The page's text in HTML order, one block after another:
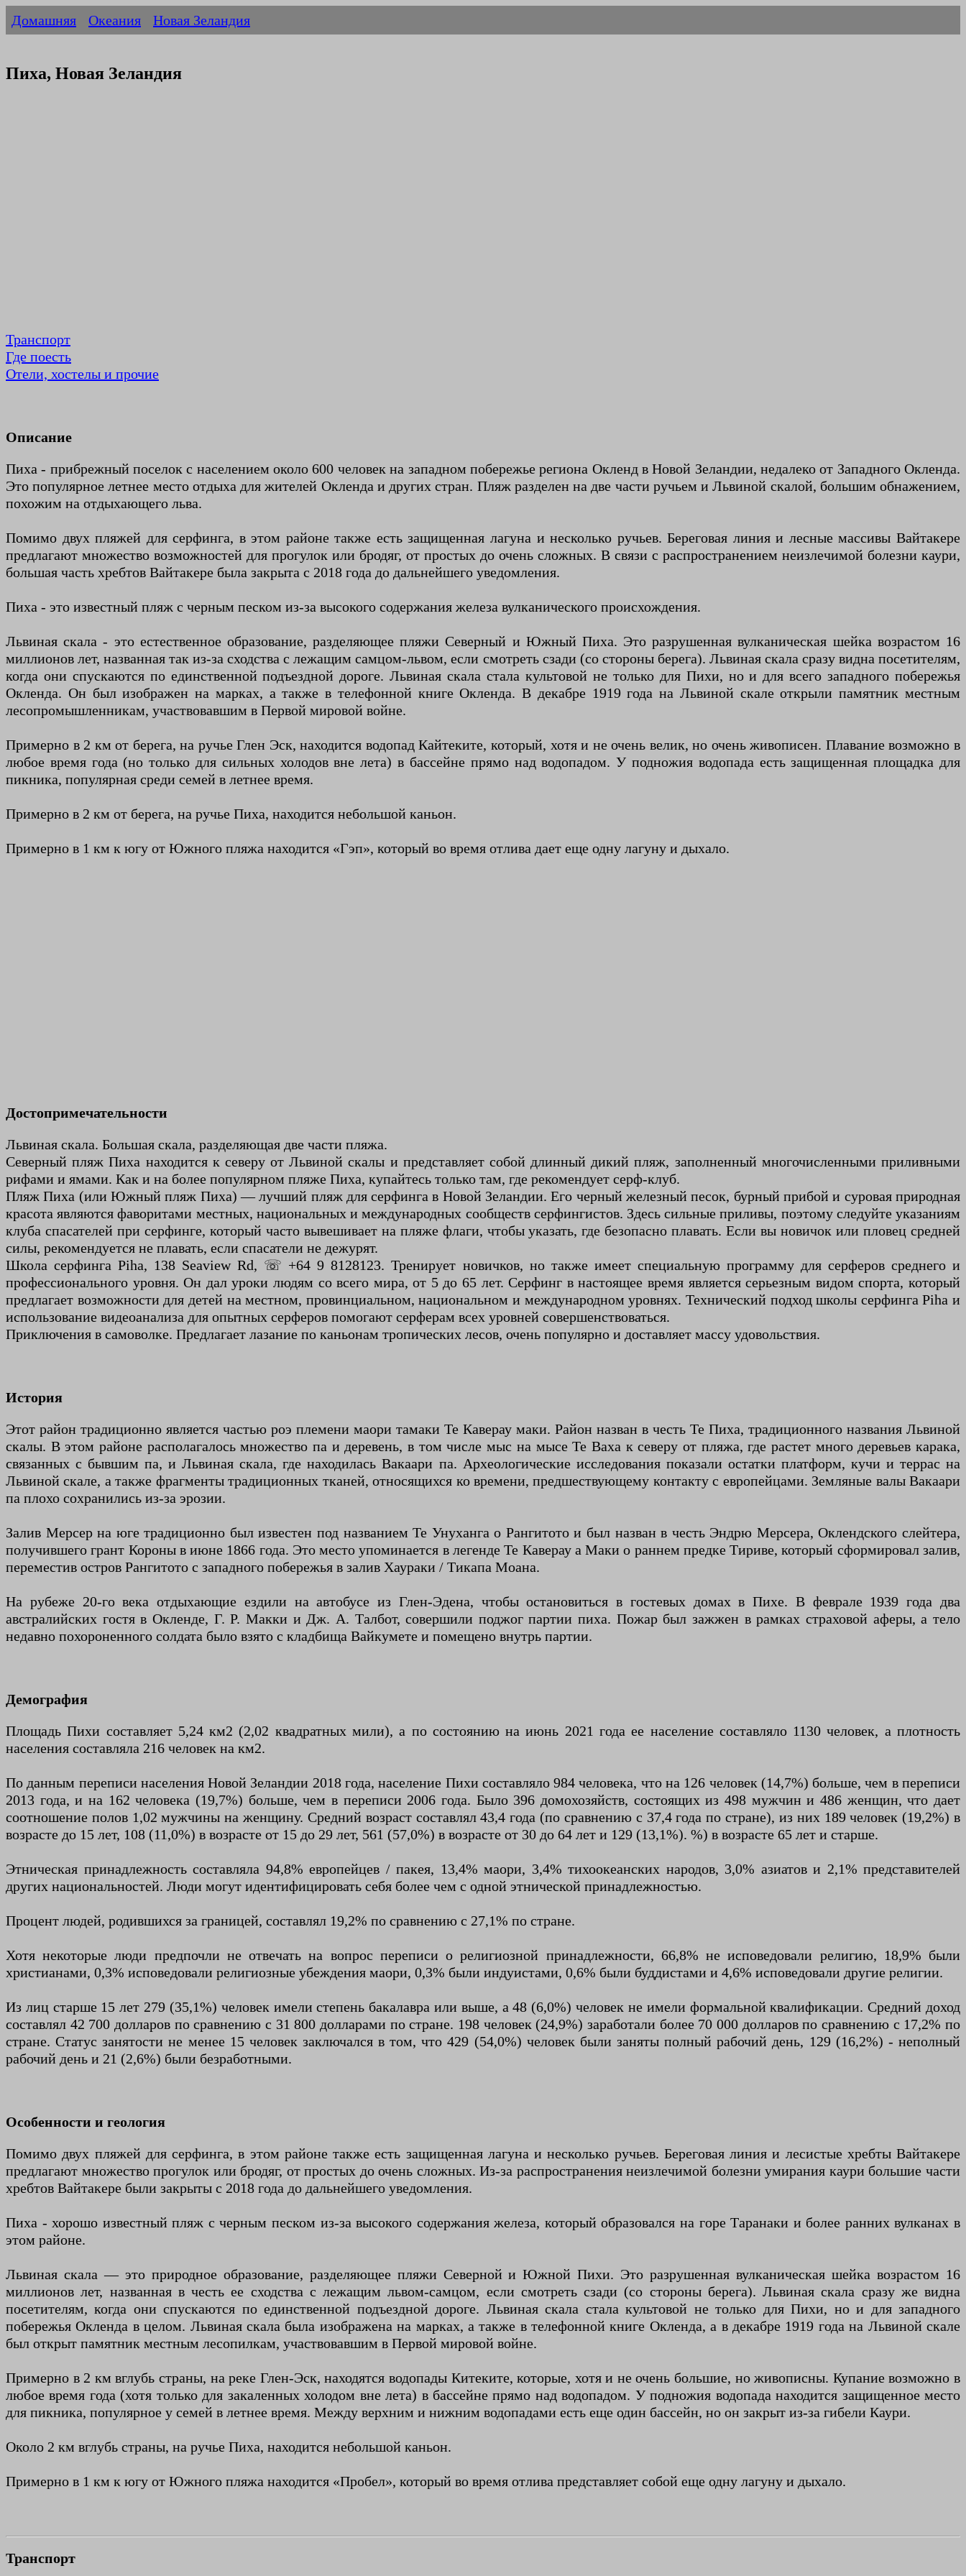
Домашняя Океания Новая Зеландия
Пиха, Новая Зеландия
Транспорт
Где поесть
Отели, хостелы и прочие
Описание
Пиха - прибрежный поселок с населением около 600 человек на западном побережье региона Окленд в Новой Зеландии, недалеко от Западного Окленда.
Это популярное летнее место отдыха для жителей Окленда и других стран. Пляж разделен на две части ручьем и Львиной скалой, большим обнажением,
похожим на отдыхающего льва.
Помимо двух пляжей для серфинга, в этом районе также есть защищенная лагуна и несколько ручьев. Береговая линия и лесные массивы Вайтакере
предлагают множество возможностей для прогулок или бродяг, от простых до очень сложных. В связи с распространением неизлечимой болезни каури,
большая часть хребтов Вайтакере была закрыта с 2018 года до дальнейшего уведомления.
Пиха - это известный пляж с черным песком из-за высокого содержания железа вулканического происхождения.
Львиная скала - это естественное образование, разделяющее пляжи Северный и Южный Пиха. Это разрушенная вулканическая шейка возрастом 16
миллионов лет, названная так из-за сходства с лежащим самцом-львом, если смотреть сзади (со стороны берега). Львиная скала сразу видна посетителям,
когда они спускаются по единственной подъездной дороге. Львиная скала стала культовой не только для Пихи, но и для всего западного побережья
Окленда. Он был изображен на марках, а также в телефонной книге Окленда. В декабре 1919 года на Львиной скале открыли памятник местным
лесопромышленникам, участвовавшим в Первой мировой войне.
Примерно в 2 км от берега, на ручье Глен Эск, находится водопад Кайтеките, который, хотя и не очень велик, но очень живописен. Плавание возможно в
любое время года (но только для сильных холодов вне лета) в бассейне прямо над водопадом. У подножия водопада есть защищенная площадка для
пикника, популярная среди семей в летнее время.
Примерно в 2 км от берега, на ручье Пиха, находится небольшой каньон.
Примерно в 1 км к югу от Южного пляжа находится «Гэп», который во время отлива дает еще одну лагуну и дыхало.
Достопримечательности
Львиная скала. Большая скала, разделяющая две части пляжа.
Северный пляж Пиха находится к северу от Львиной скалы и представляет собой длинный дикий пляж, заполненный многочисленными приливными
рифами и ямами. Как и на более популярном пляже Пиха, купайтесь только там, где рекомендует серф-клуб.
Пляж Пиха (или Южный пляж Пиха) — лучший пляж для серфинга в Новой Зеландии. Его черный железный песок, бурный прибой и суровая природная
красота являются фаворитами местных, национальных и международных сообществ серфингистов. Здесь сильные приливы, поэтому следуйте указаниям
клуба спасателей при серфинге, который часто вывешивает на пляже флаги, чтобы указать, где безопасно плавать. Если вы новичок или пловец средней
силы, рекомендуется не плавать, если спасатели не дежурят.
Школа серфинга Piha, 138 Seaview Rd, ☏ +64 9 8128123. Тренирует новичков, но также имеет специальную программу для серферов среднего и
профессионального уровня. Он дал уроки людям со всего мира, от 5 до 65 лет. Серфинг в настоящее время является серьезным видом спорта, который
предлагает возможности для детей на местном, провинциальном, национальном и международном уровнях. Технический подход школы серфинга Piha и
использование видеоанализа для опытных серферов помогают серферам всех уровней совершенствоваться.
Приключения в самоволке. Предлагает лазание по каньонам тропических лесов, очень популярно и доставляет массу удовольствия.
История
Этот район традиционно является частью роэ племени маори тамаки Те Каверау маки. Район назван в честь Те Пиха, традиционного названия Львиной
скалы. В этом районе располагалось множество па и деревень, в том числе мыс на мысе Те Ваха к северу от пляжа, где растет много деревьев карака,
связанных с бывшим па, и Львиная скала, где находилась Вакаари па. Археологические исследования показали остатки платформ, кучи и террас на
Львиной скале, а также фрагменты традиционных тканей, относящихся ко времени, предшествующему контакту с европейцами. Земляные валы Вакаари
па плохо сохранились из-за эрозии.
Залив Мерсер на юге традиционно был известен под названием Те Унуханга о Рангитото и был назван в честь Эндрю Мерсера, Оклендского слейтера,
получившего грант Короны в июне 1866 года. Это место упоминается в легенде Те Каверау а Маки о раннем предке Тириве, который сформировал залив,
переместив остров Рангитото с западного побережья в залив Хаураки / Тикапа Моана.
На рубеже 20-го века отдыхающие ездили на автобусе из Глен-Эдена, чтобы остановиться в гостевых домах в Пихе. В феврале 1939 года два
австралийских гостя в Окленде, Г. Р. Макки и Дж. А. Талбот, совершили поджог партии пиха. Пожар был зажжен в рамках страховой аферы, а тело
недавно похороненного солдата было взято с кладбища Вайкумете и помещено внутрь партии.
Демография
Площадь Пихи составляет 5,24 км2 (2,02 квадратных мили), а по состоянию на июнь 2021 года ее население составляло 1130 человек, а плотность
населения составляла 216 человек на км2.
По данным переписи населения Новой Зеландии 2018 года, население Пихи составляло 984 человека, что на 126 человек (14,7%) больше, чем в переписи
2013 года, и на 162 человека (19,7%) больше, чем в переписи 2006 года. Было 396 домохозяйств, состоящих из 498 мужчин и 486 женщин, что дает
соотношение полов 1,02 мужчины на женщину. Средний возраст составлял 43,4 года (по сравнению с 37,4 года по стране), из них 189 человек (19,2%) в
возрасте до 15 лет, 108 (11,0%) в возрасте от 15 до 29 лет, 561 (57,0%) в возрасте от 30 до 64 лет и 129 (13,1%). %) в возрасте 65 лет и старше.
Этническая принадлежность составляла 94,8% европейцев / пакея, 13,4% маори, 3,4% тихоокеанских народов, 3,0% азиатов и 2,1% представителей
других национальностей. Люди могут идентифицировать себя более чем с одной этнической принадлежностью.
Процент людей, родившихся за границей, составлял 19,2% по сравнению с 27,1% по стране.
Хотя некоторые люди предпочли не отвечать на вопрос переписи о религиозной принадлежности, 66,8% не исповедовали религию, 18,9% были
христианами, 0,3% исповедовали религиозные убеждения маори, 0,3% были индуистами, 0,6% были буддистами и 4,6% исповедовали другие религии.
Из лиц старше 15 лет 279 (35,1%) человек имели степень бакалавра или выше, а 48 (6,0%) человек не имели формальной квалификации. Средний доход
составлял 42 700 долларов по сравнению с 31 800 долларами по стране. 198 человек (24,9%) заработали более 70 000 долларов по сравнению с 17,2% по
стране. Статус занятости не менее 15 человек заключался в том, что 429 (54,0%) человек были заняты полный рабочий день, 129 (16,2%) - неполный
рабочий день и 21 (2,6%) были безработными.
Особенности и геология
Помимо двух пляжей для серфинга, в этом районе также есть защищенная лагуна и несколько ручьев. Береговая линия и лесистые хребты Вайтакере
предлагают множество прогулок или бродяг, от простых до очень сложных. Из-за распространения неизлечимой болезни умирания каури большие части
хребтов Вайтакере были закрыты с 2018 года до дальнейшего уведомления.
Пиха - хорошо известный пляж с черным песком из-за высокого содержания железа, который образовался на горе Таранаки и более ранних вулканах в
этом районе.
Львиная скала — это природное образование, разделяющее пляжи Северной и Южной Пихи. Это разрушенная вулканическая шейка возрастом 16
миллионов лет, названная в честь ее сходства с лежащим львом-самцом, если смотреть сзади (со стороны берега). Львиная скала сразу же видна
посетителям, когда они спускаются по единственной подъездной дороге. Львиная скала стала культовой не только для Пихи, но и для западного
побережья Окленда в целом. Львиная скала была изображена на марках, а также в телефонной книге Окленда, а в декабре 1919 года на Львиной скале
был открыт памятник местным лесопилкам, участвовавшим в Первой мировой войне.
Примерно в 2 км вглубь страны, на реке Глен-Эск, находятся водопады Китеките, которые, хотя и не очень большие, но живописны. Купание возможно в
любое время года (хотя только для закаленных холодом вне лета) в бассейне прямо над водопадом. У подножия водопада находится защищенное место
для пикника, популярное у семей в летнее время. Между верхним и нижним водопадами есть еще один бассейн, но он закрыт из-за гибели Каури.
Около 2 км вглубь страны, на ручье Пиха, находится небольшой каньон.
Примерно в 1 км к югу от Южного пляжа находится «Пробел», который во время отлива представляет собой еще одну лагуну и дыхало.
Транспорт